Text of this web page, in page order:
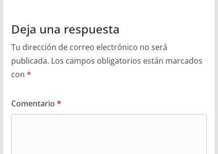
Deja una respuesta
Tu dirección de correo electrónico no será
publicada. Los campos obligatorios están marcados
con *
Comentario *